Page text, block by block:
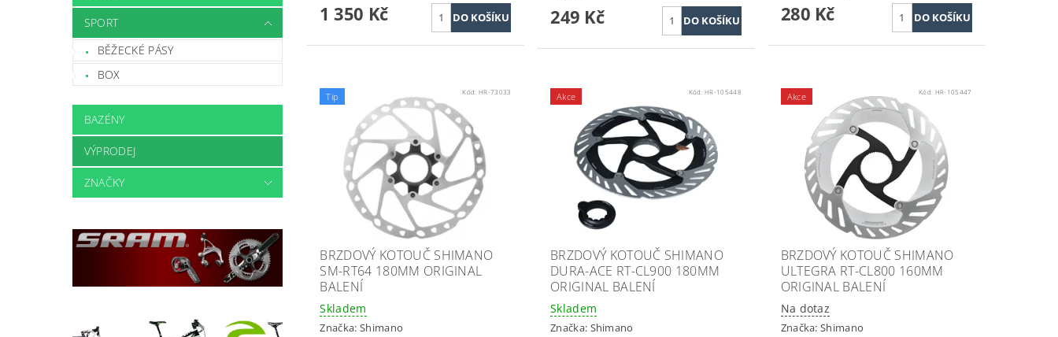
SPORT
BĚŽECKÉ PÁSY
BOX
BAZÉNY
VÝPRODEJ
ZNAČKY
1 350 Kč 249 Kč 280 Kč
Tip Kód: HR-73033
BRZDOVÝ KOTOUČ SHIMANO
SM-RT64 180MM ORIGINAL
BALENÍ
Skladem
Značka: Shimano
Akce Kód:HR-105448
BRZDOVÝ KOTOUČ SHIMANO
DURA-ACE RT-CL900 180MM
ORIGINAL BALENÍ
Skladem
Značka: Shimano
Akce Kód: HR-105447
BRZDOVÝ KOTOUČ SHIMANO
ULTEGRA RT-CL800 160MM
ORIGINAL BALENÍ
Na dotaz
Značka:Shimano